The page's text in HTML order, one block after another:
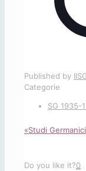
Published by
Categorie
SG 1935-
«Studi
Do you like it?0